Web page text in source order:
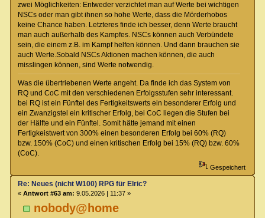
zwei Möglichkeiten: Entweder verzichtet man auf Werte bei wichtigen
NSCs oder man gibt ihnen so hohe Werte, dass die Mörderhobos
keine Chance haben. Letzteres finde ich besser, denn Werte braucht
man auch außerhalb des Kampfes. NSCs können auch Verbündete
sein, die einem z.B. im Kampf helfen können. Und dann brauchen sie
auch Werte.Sobald NSCs Aktionen machen können, die auch
misslingen können, sind Werte notwendig.
Was die übertriebenen Werte angeht. Da finde ich das System von
RQ und CoC mit den verschiedenen Erfolgsstufen sehr interessant.
bei RQ ist ein Fünftel des Fertigkeitswerts ein besonderer Erfolg und
ein Zwanzigstel ein kritischer Erfolg, bei CoC liegen die Stufen bei
der Hälfte und ein Fünftel. Somit hätte jemand mit einen
Fertigkeistwert von 300% einen besonderen Erfolg bei 60% (RQ)
bzw. 150% (CoC) und einen kritischen Erfolg bei 15% (RQ) bzw. 60%
(CoC).
Gespeichert
nobody@home
Re: Neues (nicht W100) RPG für Elric?
« Antwort #63 am: 9.05.2026 | 11:37 »